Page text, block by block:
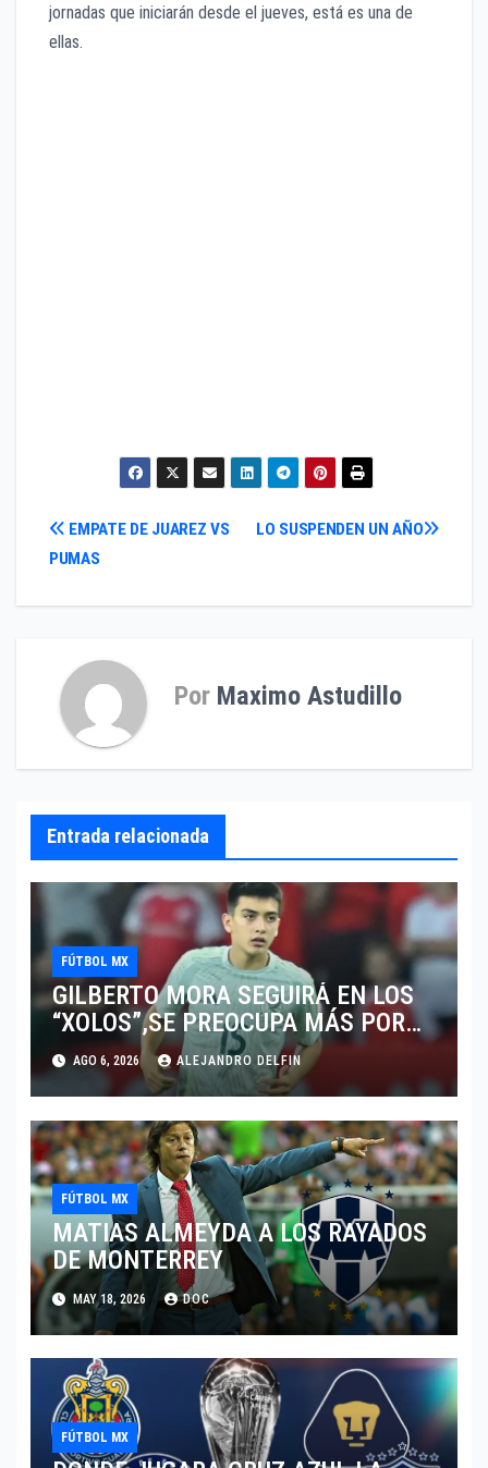
jornadas que iniciarán desde el jueves, está es una de
ellas.
Navegación
LO SUSPENDEN UN AÑO
EMPATE DE JUAREZ VS
PUMAS
Por Maximo Astudillo
Entrada relacionada
FÚTBOL MX
GILBERTO MORA SEGUIRÁ EN LOS
“XOLOS”,SE PREOCUPA MÁS POR
JUGAR EN SU EQUIPO.
AGO 6, 2026 ALEJANDRO DELFIN
FÚTBOL MX
MATIAS ALMEYDA A LOS RAYADOS
DE MONTERREY
MAY 18, 2026 DOC
FÚTBOL MX